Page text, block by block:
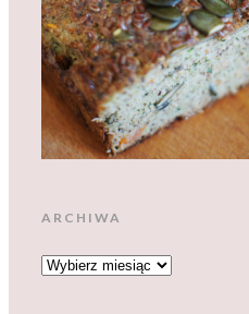
ARCHIWA
ARCHIWA